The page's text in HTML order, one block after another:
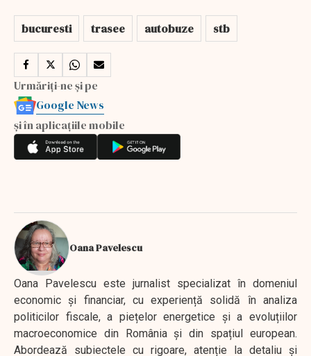
bucuresti trasee autobuze stb
Urmăriți-ne și pe
Google News
și în aplicațiile mobile
Oana Pavelescu
Oana Pavelescu este jurnalist specializat în domeniul
economic și financiar, cu experiență solidă în analiza
politicilor fiscale, a piețelor energetice și a evoluțiilor
macroeconomice din România și din spațiul european.
Abordează subiectele cu rigoare, atenție la detaliu și